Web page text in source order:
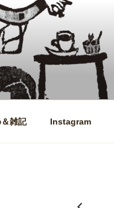
雑記 Instagram